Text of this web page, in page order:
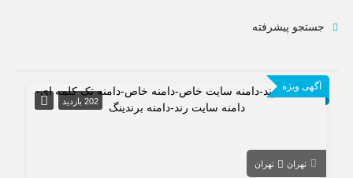
جستجو پیشرفته
آگهی ویژه
202 بازدید
تهران تهران